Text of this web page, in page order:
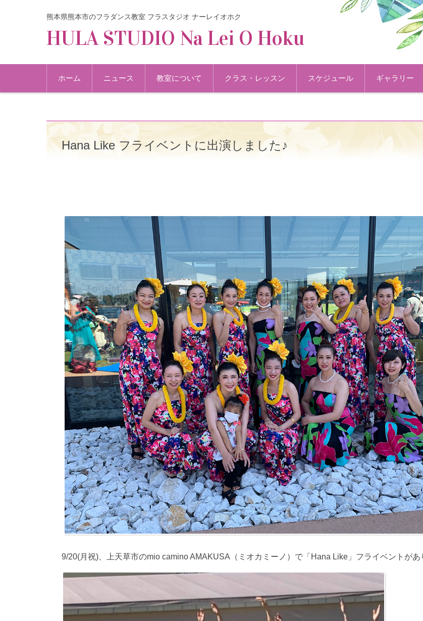
熊本県熊本市のフラダンス教室 フラスタジオ ナーレイオホク
HULA STUDIO Na Lei O Hoku
コンテンツに移動
ホーム
ニュース 教室について クラス・レッスン スケジュール ギャラリー
Hana Like フライベントに出演しました♪
9/20(月祝)、上天草市のmio camino AMAKUSA（ミオカミーノ）で「Hana Like」フライベントがあ